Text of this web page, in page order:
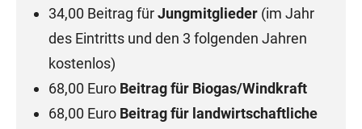
34,00 Beitrag fürJungmitglieder (im Jahr
des Eintritts und den 3 folgenden Jahren
kostenlos)
68,00 Euro Beitrag für Biogas/Windkraft
68,00 Euro Beitrag für landwirtschaftliche